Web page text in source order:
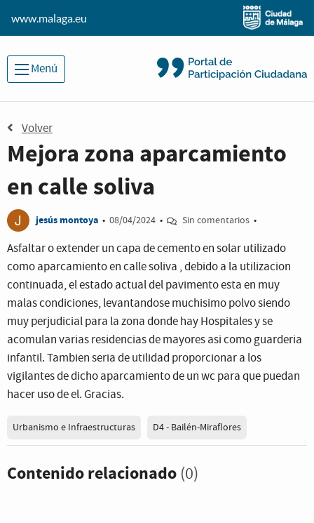
www.malaga.eu
Menú
Volver
Mejora zona aparcamiento
en calle soliva
J jesús montoya • 08/04/2024 • Sin comentarios •
Asfaltar o extender un capa de cemento en solar utilizado
como aparcamiento en calle soliva , debido a la utilizacion
continuada, el estado actual del pavimento esta en muy
malas condiciones, levantandose muchisimo polvo siendo
muy perjudicial para la zona donde hay Hospitales y se
acomulan varias residencias de mayores asi como guarderia
infantil. Tambien seria de utilidad proporcionar a los
vigilantes de dicho aparcamiento de un wc para que puedan
hacer uso de el. Gracias.
Urbanismo e Infraestructuras D4 - Bailén-Miraflores
Contenido relacionado (0)